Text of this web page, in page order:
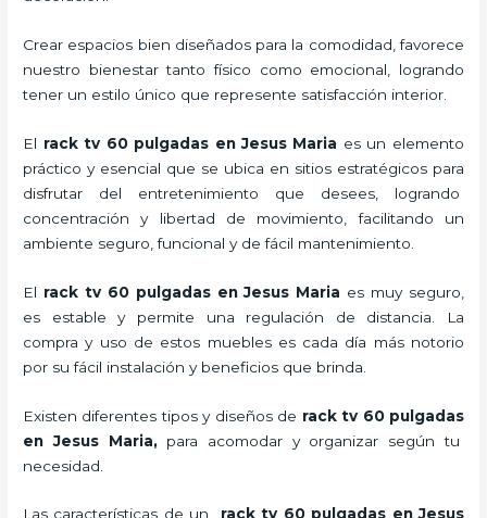
Crear espacios bien diseñados para la comodidad, favorece
nuestro bienestar tanto físico como emocional, logrando
tener un estilo único que represente satisfacción interior.
El rack tv 60 pulgadas en Jesus Maria es un elemento
práctico y esencial que se ubica en sitios estratégicos para
disfrutar del entretenimiento que desees, logrando
concentración y libertad de movimiento, facilitando un
ambiente seguro, funcional y de fácil mantenimiento.
El rack tv 60 pulgadas en Jesus Maria es muy seguro,
es estable y permite una regulación de distancia. La
compra y uso de estos muebles es cada día más notorio
por su fácil instalación y beneficios que brinda.
Existen diferentes tipos y diseños de rack tv 60 pulgadas
en Jesus Maria,para acomodar y organizar según tu
necesidad.
Las características de un rack tv 60 pulgadas en Jesus